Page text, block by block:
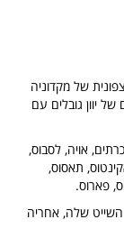
של מקדוניה
יוון גובלים עם
אויה, לסבוס,
תאסוס,
פארוס.
השייט שלה, אחריה